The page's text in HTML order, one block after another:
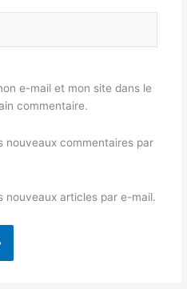
e-mail et mon site dans le
commentaire.
nouveaux commentaires par
nouveaux articles par e-mail.